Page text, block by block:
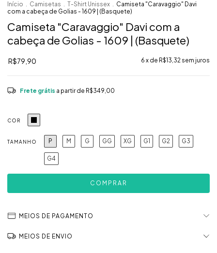
Início . Camisetas . T-Shirt Unissex . Camiseta "Caravaggio" Davi
com a cabeça de Golias - 1609 | (Basquete)
Camiseta "Caravaggio" Davi com a
cabeça de Golias - 1609 | (Basquete)
R$79,90 6 x de R$13,32 sem juros
Frete grátis a partir de R$349,00
COR
TAMANHO P M G GG XG G1 G2 G3
G4
MEIOS DE PAGAMENTO
MEIOS DE ENVIO